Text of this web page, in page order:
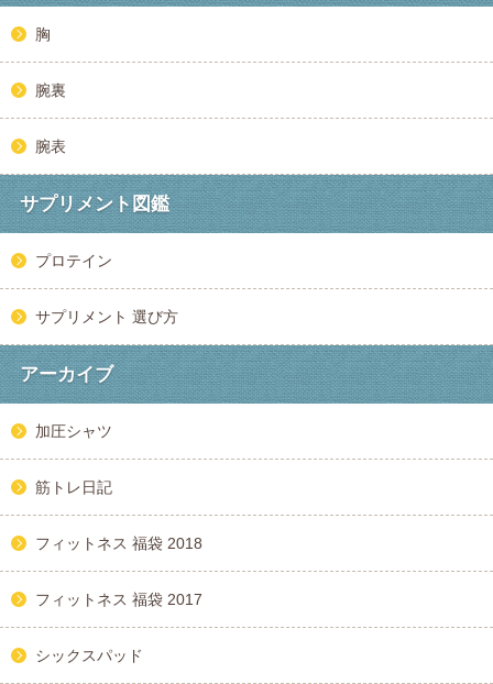
胸
腕裏
腕表
サプリメント図鑑
プロテイン
サプリメント 選び方
アーカイブ
加圧シャツ
筋トレ日記
フィットネス 福袋 2018
フィットネス 福袋 2017
シックスパッド